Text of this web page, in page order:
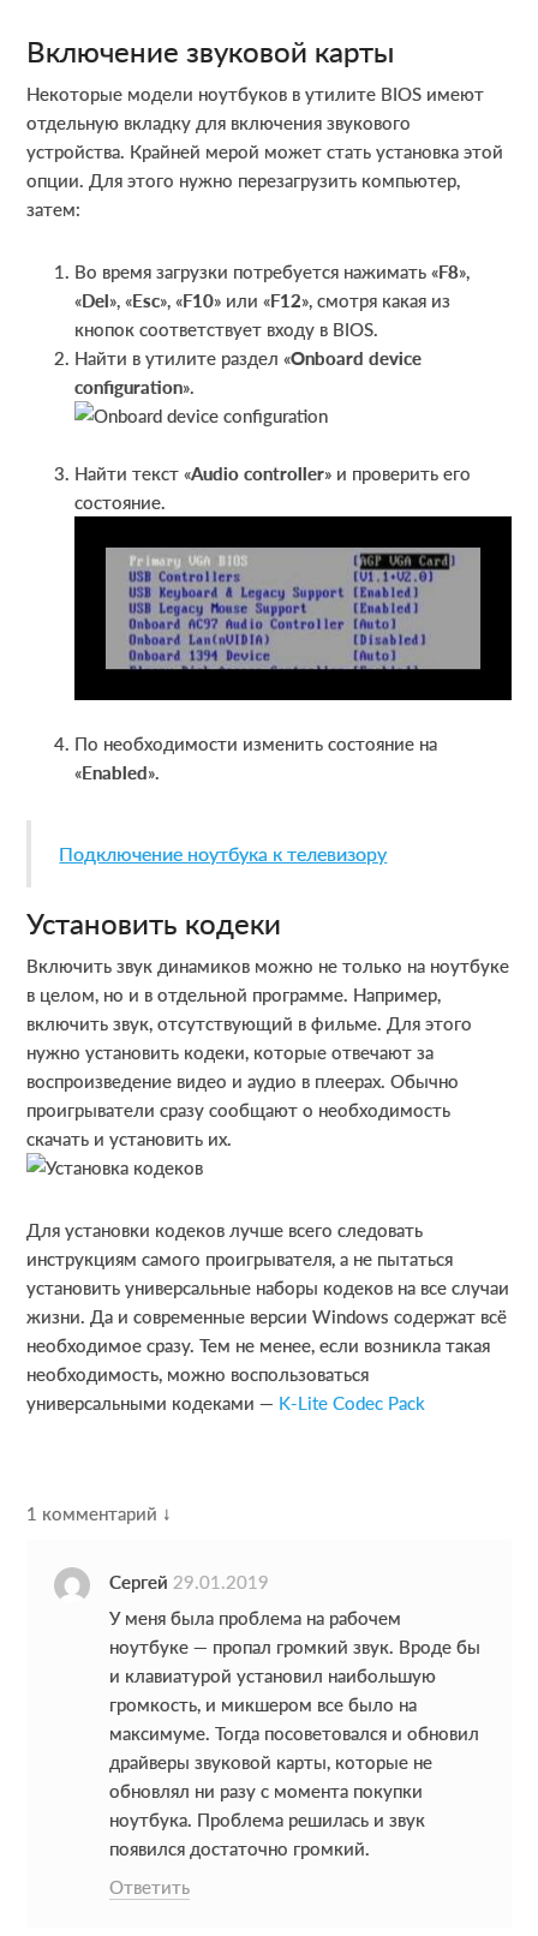
Включение звуковой карты
Некоторые модели ноутбуков в утилите BIOS имеют
отдельную вкладку для включения звукового
устройства. Крайней мерой может стать установка этой
опции. Для этого нужно перезагрузить компьютер,
затем:
Во время загрузки потребуется нажимать «F8»,
«Del», «Esc», «F10» или «F12», смотря какая из
кнопок соответствует входу в BIOS.
Найти в утилите раздел «Onboard device
configuration».
Найти текст «Audiocontroller» и проверить его
состояние.
По необходимости изменить состояние на
«Enabled».
Подключение ноутбука к телевизору
Установить кодеки
Включить звук динамиков можно не только на ноутбуке
в целом, но и в отдельной программе. Например,
включить звук, отсутствующий в фильме. Для этого
нужно установить кодеки, которые отвечают за
воспроизведение видео и аудио в плеерах. Обычно
проигрыватели сразу сообщают о необходимость
скачать и установить их.
Для установки кодеков лучше всего следовать
инструкциям самого проигрывателя, а не пытаться
установить универсальные наборы кодеков на все случаи
жизни. Да и современные версии Windows содержат всё
необходимое сразу. Тем не менее, если возникла такая
необходимость, можно воспользоваться
универсальными кодеками — K-Lite Codec Pack
R
1 комментарий ↓
Сергей 29.01.2019
У меня была проблема на рабочем
ноутбуке — пропал громкий звук. Вроде бы
и клавиатурой установил наибольшую
громкость, и микшером все было на
максимуме. Тогда посоветовался и обновил
драйверы звуковой карты, которые не
обновлял ни разу с момента покупки
ноутбука. Проблема решилась и звук
появился достаточно громкий.
Ответить